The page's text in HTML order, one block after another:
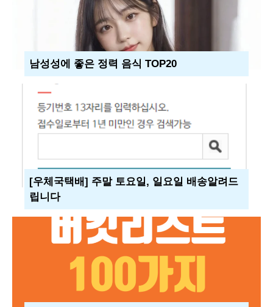
남성성에 좋은 정력 음식 TOP20
[우체국택배] 주말 토요일, 일요일 배송알려드
립니다